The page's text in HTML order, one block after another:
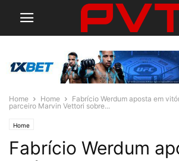
Home Home
Fabrício Werdum aposta em
parceiro Marvin Vettori sobre...
Home
Fabrício Werdum